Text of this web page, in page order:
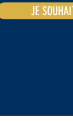
JE